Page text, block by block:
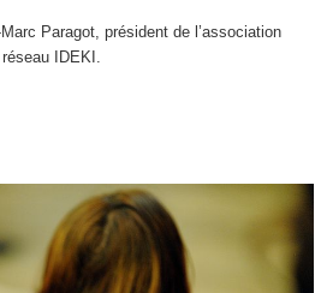
Paragot, président de l’association
IDEKI.